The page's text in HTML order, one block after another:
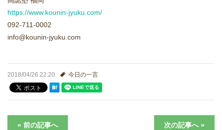
進学実績
生徒さんの声
https://www.kounin-jyuku.com/
092-711-0002
info@kounin-jyuku.com
2018/04/26 22:20 今日の一言
« 前の記事へ 次の記事へ »